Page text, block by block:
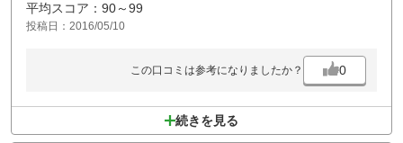
平均スコア：90～99
投稿日：2016/05/10
この口コミは参考になりましたか？ 0
続きを見る